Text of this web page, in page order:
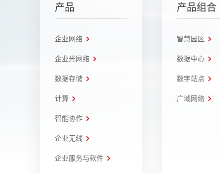
产品
企业网络
企业光网络
数据存储
计算
智能协作
企业无线
企业服务与软件
产品组合
智慧园区
数据中心
数字站点
广域网络